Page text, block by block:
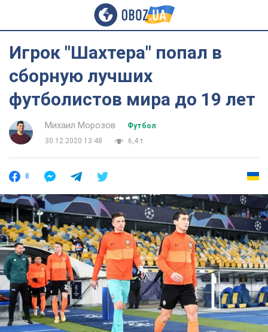
Игрок "Шахтера" попал в
сборную лучших
футболистов мира до 19 лет
Михаил Морозов
Футбол
30.12.2020 13:48
6,4 т.
8